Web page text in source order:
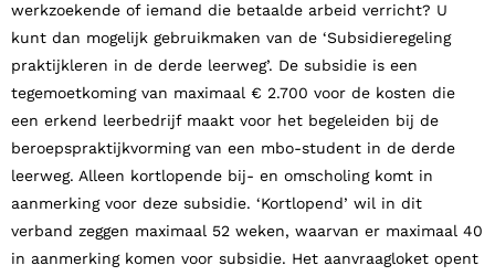
werkzoekende of iemand die betaalde arbeid verricht? U
kunt dan mogelijk gebruikmaken van de ‘Subsidieregeling
praktijkleren in de derde leerweg’. De subsidie is een
tegemoetkoming van maximaal € 2.700 voor de kosten die
een erkend leerbedrijf maakt voor het begeleiden bij de
beroepspraktijkvorming van een mbo-student in de derde
leerweg. Alleen kortlopende bij- en omscholing komt in
aanmerking voor deze subsidie. ‘Kortlopend’ wil in dit
verband zeggen maximaal 52 weken, waarvan er maximaal 40
in aanmerking komen voor subsidie. Het aanvraagloket opent